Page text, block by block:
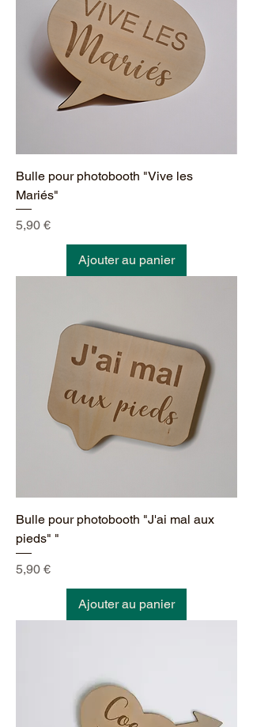
Bulle pour photobooth "Vive les
Mariés"
Prix
5,90 €
Ajouter au panier
Bulle pour photobooth "J'ai mal aux
pieds" "
Prix
5,90 €
Ajouter au panier